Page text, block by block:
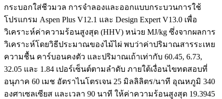
กระบอกใส่ชีวมวล การจำลองและออกแบบกระบวนการใช้
โปรแกรม Aspen Plus V12.1 และ Design Expert V13.0 เพื่อ
วิเคราะห์ค่าความร้อนสูงสุด (HHV) หน่วย MJ/kg ซึ่งจากผลการ
วิเคราะห์โดยวิธีประมาณของไม้ไผ่ พบว่าค่าปริมาณสารระเหย
ความชื้น คาร์บอนคงตัว และปริมาณเถ้าเท่ากับ 60.45, 6.73,
32.05 และ 1.84 เปอร์เซ็นต์ตามลำดับ ภายใต้เงื่อนไขทดสอบที่
อนุภาค 60 เมช อัตราไนโตรเจน 25 มิลลิลิตร/นาที อุณหภูมิ 340
องศาเซลเซียส และเวลา 90 นาที ให้ค่าความร้อนสูงสุด 19.3945